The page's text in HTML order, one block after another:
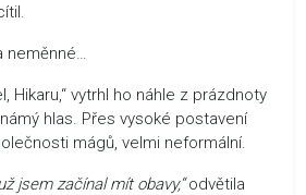
neměnné…
Hikaru,“ vytrhl ho náhle z prázdnoty
hlas. Přes vysoké postavení
mágů, velmi neformální.
jsem začínal mít obavy,“odvětila